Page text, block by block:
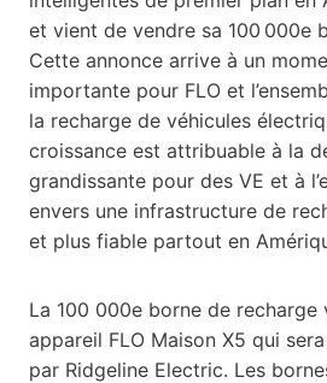
et vient de vendre sa 100 000e
Cette annonce arrive à un
importante pour FLO et
la recharge de véhicules
croissance est attribuable à la
grandissante pour des VE et à
envers une infrastructure de
et plus fiable partout en
La 100 000e borne de recharge
appareil FLO Maison X5 qui
par Ridgeline Electric. Les